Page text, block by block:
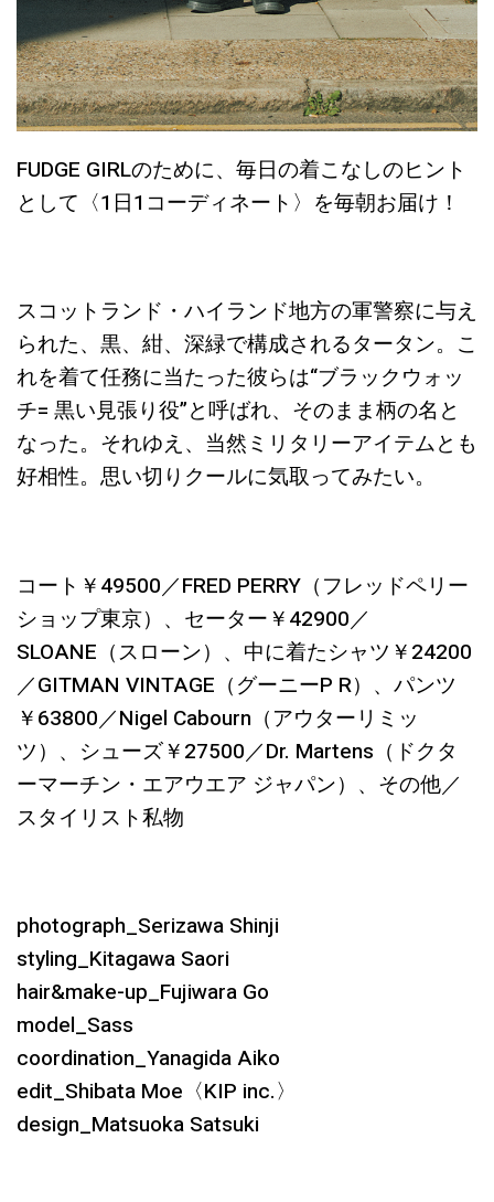
FUDGE GIRLのために、毎日の着こなしのヒント
として〈1日1コーディネート〉を毎朝お届け！
スコットランド・ハイランド地方の軍警察に与え
られた、黒、紺、深緑で構成されるタータン。こ
れを着て任務に当たった彼らは“ブラックウォッ
チ= 黒い見張り役”と呼ばれ、そのまま柄の名と
なった。それゆえ、当然ミリタリーアイテムとも
好相性。思い切りクールに気取ってみたい。
コート￥49500／FRED PERRY（フレッドペリー
ショップ東京）、セーター￥42900／
SLOANE（スローン）、中に着たシャツ￥24200
／GITMAN VINTAGE（グーニーP R）、パンツ
￥63800／Nigel Cabourn（アウターリミッ
ツ）、シューズ￥27500／Dr. Martens（ドクタ
ーマーチン・エアウエア ジャパン）、その他／
スタイリスト私物
photograph_Serizawa Shinji
styling_Kitagawa Saori
hair&make-up_Fujiwara Go
model_Sass
coordination_Yanagida Aiko
edit_Shibata Moe〈KIP inc.〉
design_Matsuoka Satsuki